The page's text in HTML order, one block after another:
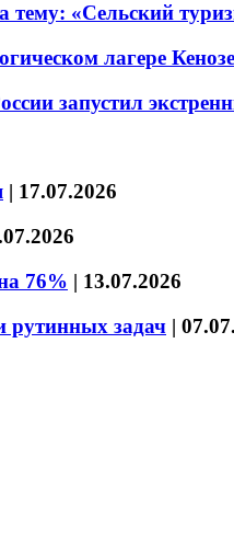
«Сельский
лагере
запустил
| 17.07.2026
76% | 13.07.2026
рутинных задач |